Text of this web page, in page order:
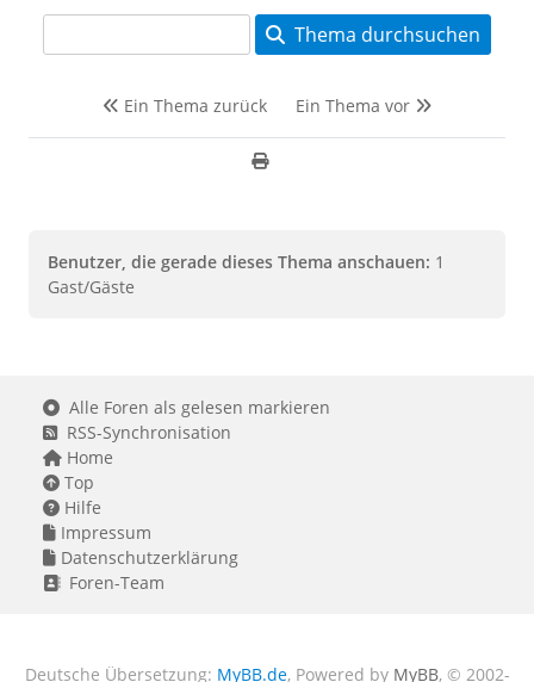
Thema durchsuchen
Ein Thema zurück Ein Thema vor
Benutzer, die gerade dieses Thema anschauen: 1
Gast/Gäste
Alle Foren als gelesen markieren
RSS-Synchronisation
Home
Top
Hilfe
Impressum
Datenschutzerklärung
Foren-Team
Deutsche Übersetzung: MyBB.de, Powered by MyBB, © 2002-